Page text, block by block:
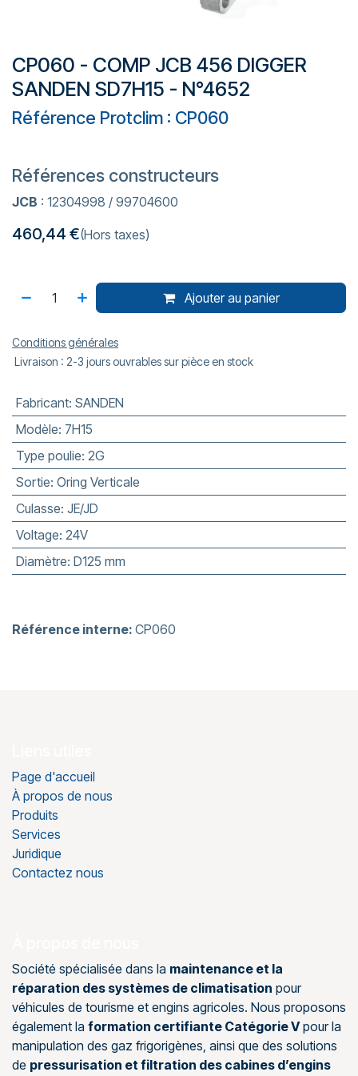
CP060 - COMP JCB 456 DIGGER
SANDEN SD7H15 - N°4652
Référence Protclim : CP060
Références constructeurs
JCB : 12304998 / 99704600
460,44 €(Hors taxes)
Ajouter au panier
Conditions générales
Livraison : 2-3 jours ouvrables sur pièce en stock
Fabricant: SANDEN
Modèle: 7H15
Type poulie: 2G
Sortie: Oring Verticale
Culasse: JE/JD
Voltage: 24V
Diamètre: D125 mm
Référence interne: CP060
Page d'accueil
À propos de nous
Produits
Services
Juridique
Contactez nous
Société spécialisée dans la maintenance et la
réparation des systèmes de climatisation pour
véhicules de tourisme et engins agricoles. Nous proposons
également la formation certifiante Catégorie Vpour la
manipulation des gaz frigorigènes, ainsi que des solutions
de pressurisation et filtration des cabines d’engins